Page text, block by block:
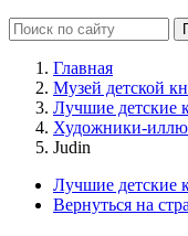
Главная
Музей детской
Лучшие детские
Художники-
Judin
Лучшие детские
Вернуться на